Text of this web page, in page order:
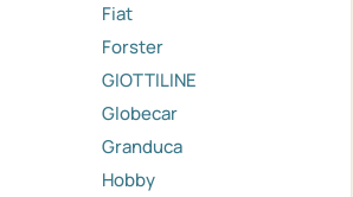
Fiat
Forster
GIOTTILINE
Globecar
Granduca
Hobby